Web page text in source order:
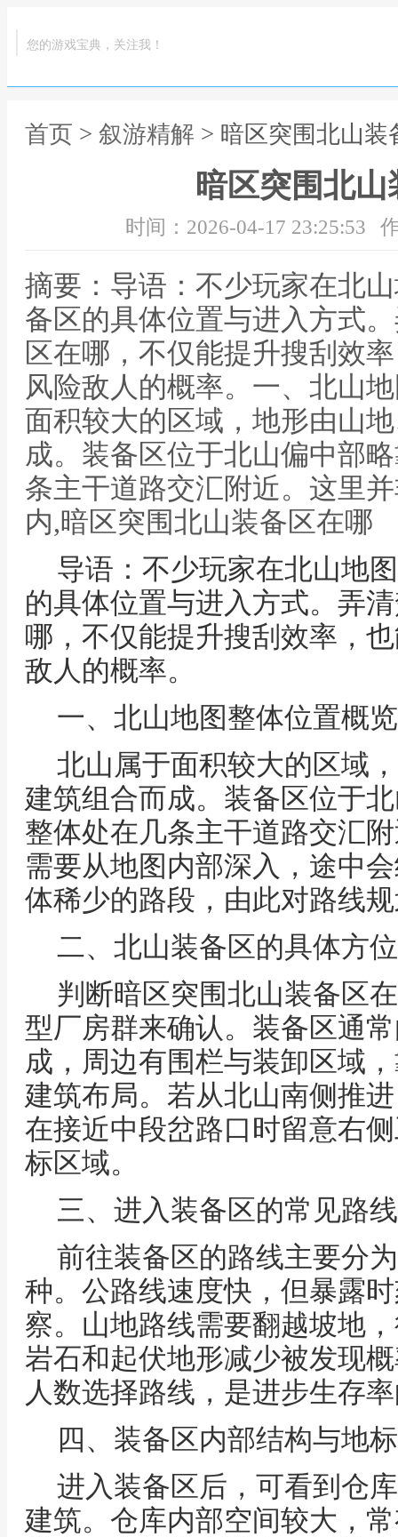
您的游戏宝典，关注我！
首页 > 叙游精解 > 暗区突围北山装
暗区突围北
时间：2026-04-17 23:25:53
摘要：导语：不少玩家在北
备区的具体位置与进入方式
区在哪，不仅能提升搜刮效
风险敌人的概率。一、北山
面积较大的区域，地形由山
成。装备区位于北山偏中部
条主干道路交汇附近。这里
内,暗区突围北山装备区在哪
导语：不少玩家在北山地
的具体位置与进入方式。弄
哪，不仅能提升搜刮效率，
敌人的概率。
一、北山地图整体位置概览
北山属于面积较大的区域
建筑组合而成。装备区位于
整体处在几条主干道路交汇
需要从地图内部深入，途中
体稀少的路段，由此对路线
二、北山装备区的具体方
判断暗区突围北山装备区
型厂房群来确认。装备区通
成，周边有围栏与装卸区域
建筑布局。若从北山南侧推
在接近中段岔路口时留意右
标区域。
三、进入装备区的常见路线
前往装备区的路线主要分
种。公路线速度快，但暴露
察。山地路线需要翻越坡地
岩石和起伏地形减少被发现
人数选择路线，是进步生存
四、装备区内部结构与地标
进入装备区后，可看到仓
建筑。仓库内部空间较大，